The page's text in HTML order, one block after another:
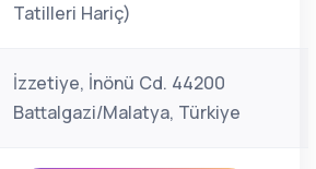
Tatilleri Hariç)
İzzetiye, İnönü Cd. 44200
Battalgazi/Malatya, Türkiye